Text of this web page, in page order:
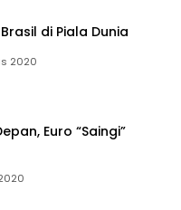
di Piala Dunia
2020
Euro “Saingi”